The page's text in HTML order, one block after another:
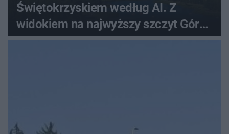
Świętokrzyskiem według AI. Z
widokiem na najwyższy szczyt Gór
Świętokrzyskich